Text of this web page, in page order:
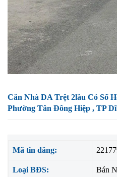
Căn Nhà DA Trệt 2lầu Có Sổ
Phường Tân Đông Hiệp , TP
Mã tin đăng:
Loại BĐS: Bán